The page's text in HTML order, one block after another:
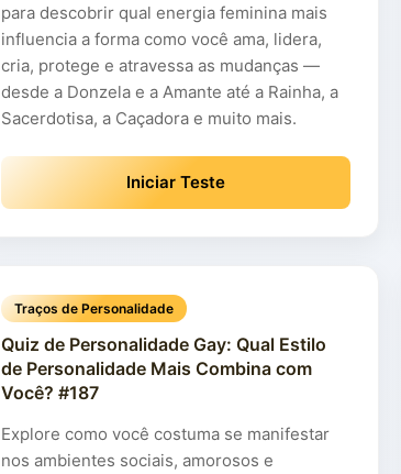
para descobrir qual energia feminina mais
influencia a forma como você ama, lidera,
cria, protege e atravessa as mudanças —
desde a Donzela e a Amante até a Rainha, a
Sacerdotisa, a Caçadora e muito mais.
Iniciar Teste
Traços de Personalidade
Quiz de Personalidade Gay: Qual Estilo
de Personalidade Mais Combina com
Você? #187
Explore como você costuma se manifestar
nos ambientes sociais, amorosos e